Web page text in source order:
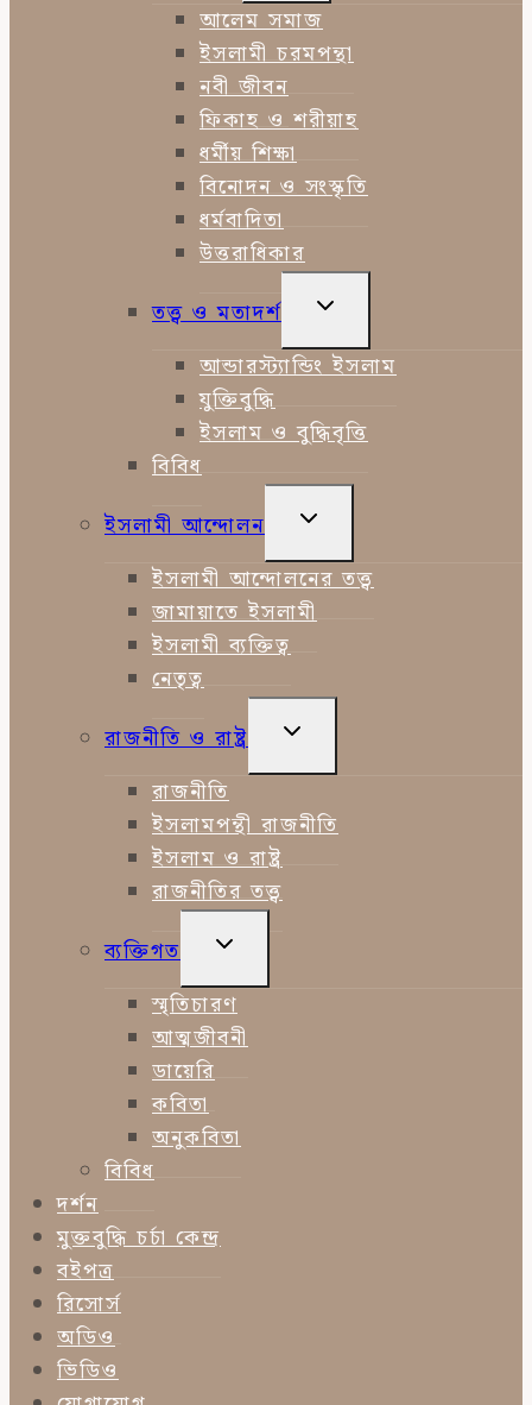
MENU
আলেম সমাজ
ইসলামী চরমপন্থা
নবী জীবন
ফিকাহ ও শরীয়াহ
ধর্মীয় শিক্ষা
বিনোদন ও সংস্কৃতি
ধর্মবাদিতা
উত্তরাধিকার
তত্ত্ব ও মতাদর্শ
TOGGLE
MENU
আন্ডারস্ট্যান্ডিং ইসলাম
যুক্তিবুদ্ধি
ইসলাম ও বুদ্ধিবৃত্তি
বিবিধ
ইসলামী আন্দোলন
TOGGLE
MENU
ইসলামী আন্দোলনের তত্ত্ব
জামায়াতে ইসলামী
ইসলামী ব্যক্তিত্ব
নেতৃত্ব
রাজনীতি ও রাষ্ট্র
TOGGLE
রাজনীতি
ইসলামপন্থী রাজনীতি
ইসলাম ও রাষ্ট্র
রাজনীতির তত্ত্ব
ব্যক্তিগত
TOGGLE
MENU
স্মৃতিচারণ
আত্মজীবনী
ডায়েরি
কবিতা
অনুকবিতা
বিবিধ
দর্শন
মুক্তবুদ্ধি চর্চা কেন্দ্র
বইপত্র
রিসোর্স
অডিও
ভিডিও